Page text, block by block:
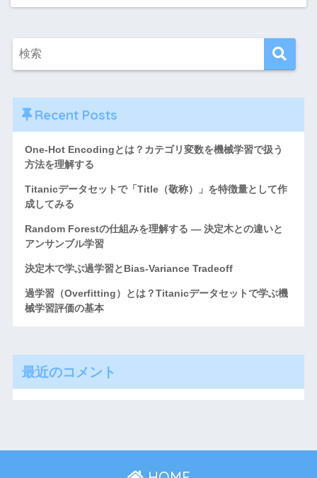
Recent Posts
One-Hot Encodingとは？カテゴリ変数を機械学習で扱う
方法を理解する
Titanicデータセットで「Title（敬称）」を特徴量として作
成してみる
Random Forestの仕組みを理解する ― 決定木との違いと
アンサンブル学習
決定木で学ぶ過学習とBias-Variance Tradeoff
過学習（Overfitting）とは？Titanicデータセットで学ぶ機
械学習評価の基本
最近のコメント